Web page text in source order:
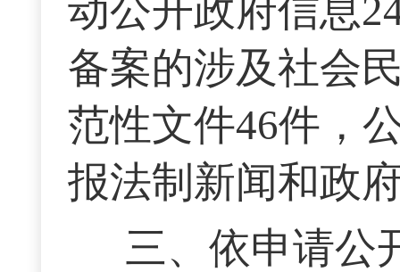
动公开政府信息
备案的涉及社会
范性文件46件，
报法制新闻和政
三、依申请公